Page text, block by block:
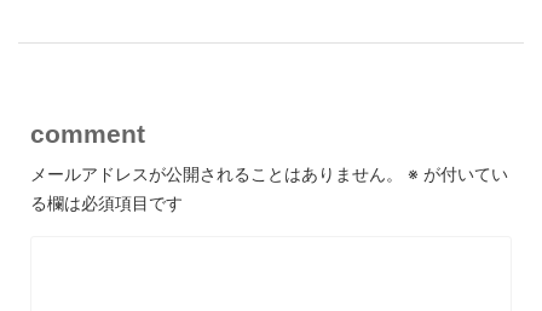
comment
メールアドレスが公開されることはありません。 ※ が付いてい
る欄は必須項目です